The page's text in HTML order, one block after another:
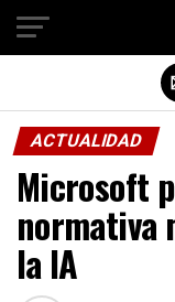
ACTUALIDAD
Microsoft
normativa
la IA